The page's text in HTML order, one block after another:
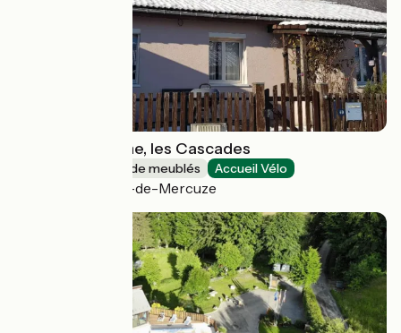
Gite de Calistane, les Cascades
Gîtes et locations de meublés Accueil Vélo
Saint-Vincent-de-Mercuze